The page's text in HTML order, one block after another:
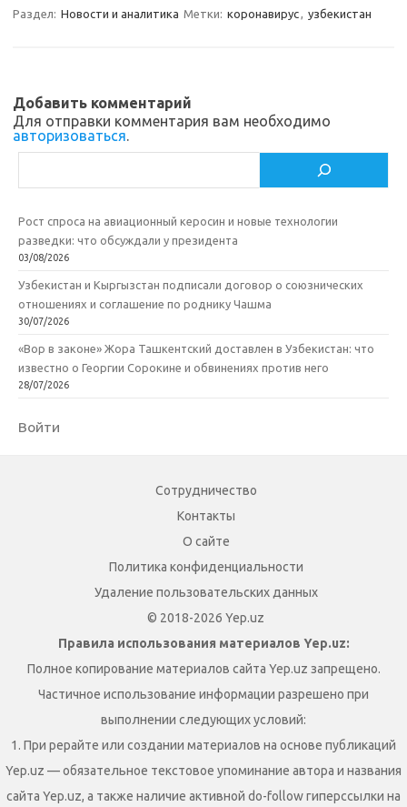
s
i
k
b
k
р
и
т
Раздел: Новости и аналитика Метки: коронавирус, узбекистан
Добавить комментарий
Для отправки комментария вам необходимо
авторизоваться.
Рост спроса на авиационный керосин и новые технологии
разведки: что обсуждали у президента
03/08/2026
Узбекистан и Кыргызстан подписали договор о союзнических
отношениях и соглашение по роднику Чашма
30/07/2026
«Вор в законе» Жора Ташкентский доставлен в Узбекистан: что
известно о Георгии Сорокине и обвинениях против него
28/07/2026
Войти
Сотрудничество
Контакты
О сайте
Политика конфиденциальности
Удаление пользовательских данных
© 2018-2026 Yep.uz
Правила использования материалов Yep.uz:
Полное копирование материалов сайта Yep.uz запрещено.
Частичное использование информации разрешено при
выполнении следующих условий:
1. При рерайте или создании материалов на основе публикаций
Yep.uz — обязательное текстовое упоминание автора и названия
сайта Yep.uz, а также наличие активной do-follow гиперссылки на